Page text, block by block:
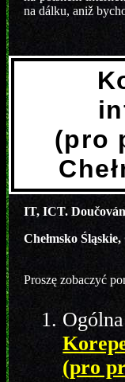
na dálku, aniž
(pro
IT, ICT.
Chełmsko
Proszę zobaczyć
(pro